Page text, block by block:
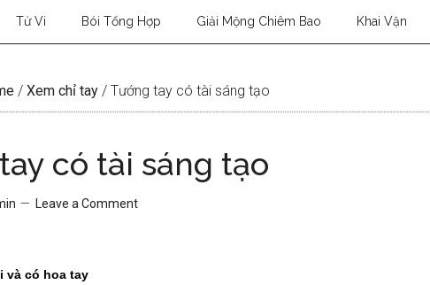
Tử Vi Bói Tổng Hợp Giải Mộng Chiêm Bao Khai Vận
/ Xem chỉ tay / Tướng tay có tài sáng tạo
có tài sáng tạo
Leave a Comment
và có hoa tay